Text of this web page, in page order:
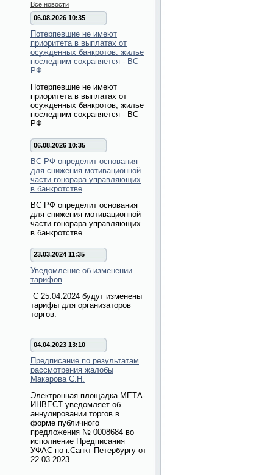
Все новости
06.08.2026 10:35
Потерпевшие не имеют
приоритета в выплатах от
осужденных банкротов, жилье
последним сохраняется - ВС
РФ
Потерпевшие не имеют
приоритета в выплатах от
осужденных банкротов, жилье
последним сохраняется - ВС
РФ
06.08.2026 10:35
ВС РФ определит основания
для снижения мотивационной
части гонорара управляющих
в банкротстве
ВС РФ определит основания
для снижения мотивационной
части гонорара управляющих
в банкротстве
23.03.2024 11:35
Уведомление об изменении
тарифов
С 25.04.2024 будут изменены
тарифы для организаторов
торгов.
04.04.2023 13:10
Предписание по результатам
рассмотрения жалобы
Макарова С.Н.
Электронная площадка МЕТА-
ИНВЕСТ уведомляет об
аннулировании торгов в
форме публичного
предложения № 0008684 во
исполнение Предписания
УФАС по г.Санкт-Петербургу от
22.03.2023